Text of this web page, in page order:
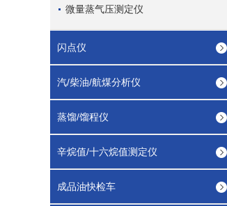
微量蒸气压测定仪
闪点仪
汽/柴油/航煤分析仪
蒸馏/馏程仪
辛烷值/十六烷值测定仪
成品油快检车